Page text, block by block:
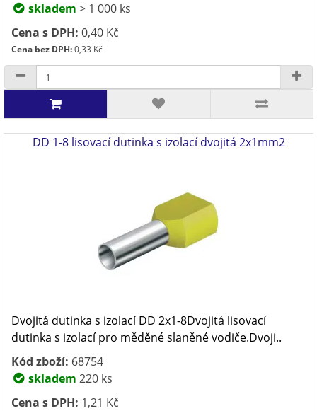
skladem > 1 000 ks
Cena s DPH: 0,40 Kč
Cena bez DPH:0,33 Kč
DD 1-8 lisovací dutinka s izolací dvojitá 2x1mm2
Dvojitá dutinka s izolací DD 2x1-8Dvojitá lisovací
dutinka s izolací pro měděné slaněné vodiče.Dvoji..
Kód zboží: 68754
skladem 220 ks
Cena s DPH: 1,21 Kč